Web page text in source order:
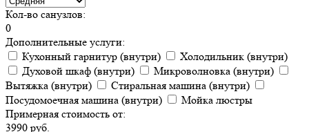
Кол-во санузлов:
0
Дополнительные услуги:
Кухонный гарнитур (внутри)
Холодильник (внутри)
Духовой шкаф (внутри)
Микроволновка (внутри)
Вытяжка (внутри)
Стиральная машина (внутри)
Посудомоечная машина (внутри)
Мойка люстры
Примерная стоимость от:
3990 руб.